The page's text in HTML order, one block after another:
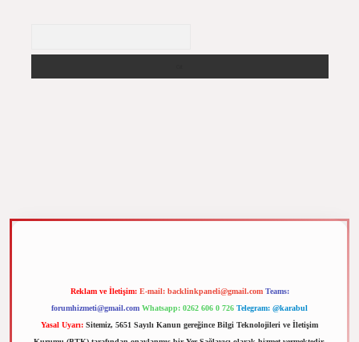
Reklam ve İletişim: E-mail: backlinkpaneli@gmail.com Teams:
forumhizmeti@gmail.com Whatsapp: 0262 606 0 726 Telegram: @karabul
Yasal Uyarı: Sitemiz, 5651 Sayılı Kanun gereğince Bilgi Teknolojileri ve İletişim